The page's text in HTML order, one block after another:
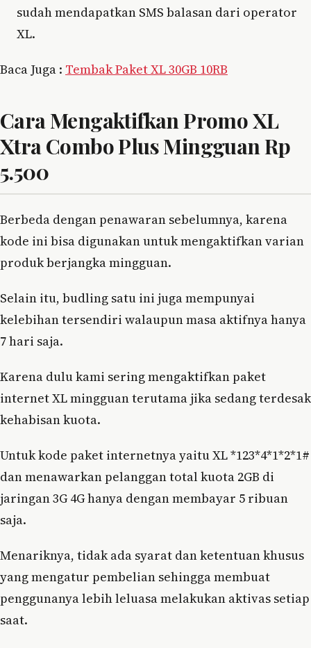
sudah mendapatkan SMS balasan dari operator
XL.
Baca Juga : Tembak Paket XL 30GB 10RB
Cara Mengaktifkan Promo XL
Xtra Combo Plus Mingguan Rp
5.500
Berbeda dengan penawaran sebelumnya, karena
kode ini bisa digunakan untuk mengaktifkan varian
produk berjangka mingguan.
Selain itu, budling satu ini juga mempunyai
kelebihan tersendiri walaupun masa aktifnya hanya
7 hari saja.
Karena dulu kami sering mengaktifkan paket
internet XL mingguan terutama jika sedang terdesak
kehabisan kuota.
Untuk kode paket internetnya yaitu XL *123*4*1*2*1#
dan menawarkan pelanggan total kuota 2GB di
jaringan 3G 4G hanya dengan membayar 5 ribuan
saja.
Menariknya, tidak ada syarat dan ketentuan khusus
yang mengatur pembelian sehingga membuat
penggunanya lebih leluasa melakukan aktivas setiap
saat.